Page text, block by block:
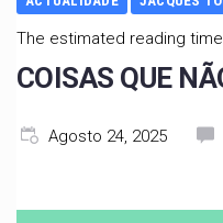
The estimated reading
COISAS QUE
Agosto 24, 2025